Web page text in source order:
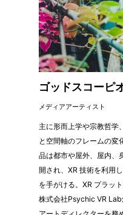
ゴッドスコーピ
メディアアーティスト
主に形而上学や宗教哲学
と空間軸のフレームの変
品は都市や屋外、屋内、
開され、XR 技術を利用
を手がける。XR プラッ
株式会社Psychic VR Lab